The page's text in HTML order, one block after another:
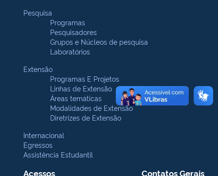
Pesquisa
Programas
Pesquisadores
Grupos e Núcleos de pesquisa
Laboratórios
Extensão
Programas E Projetos
Linhas de Extensão
Áreas temáticas
Modalidades de Extensão
Diretrizes de Extensão
Internacional
Egressos
Assistência Estudantil
Acessos Contatos Gerais